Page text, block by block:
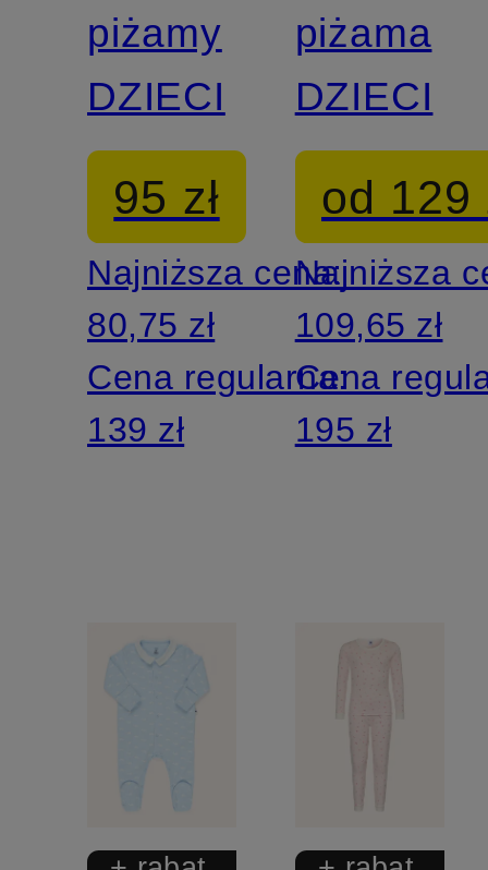
piżamy
DZIECI
95 zł
Najniższa cena:
80,75 zł
Cena regularna:
139 zł
piżama
DZIECI
od 129
Najniższa
109,65 zł
Cena
195 zł